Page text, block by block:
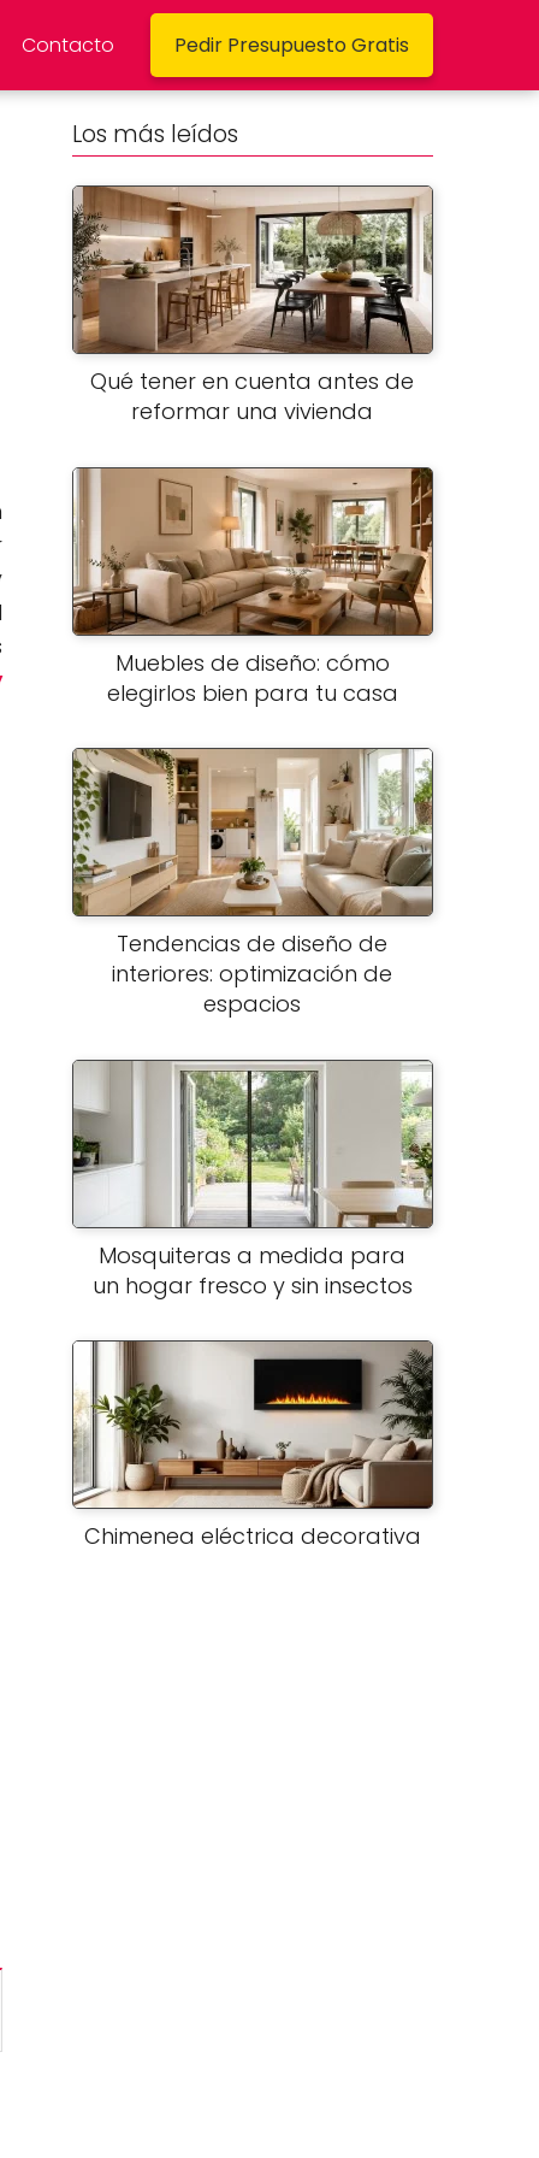
Contacto Pedir Presupuesto Gratis
Los más leídos
Qué tener en cuenta antes de
reformar una vivienda
Muebles de diseño: cómo
elegirlos bien para tu casa
Tendencias de diseño de
interiores: optimización de
espacios
Mosquiteras a medida para
un hogar fresco y sin insectos
Chimenea eléctrica decorativa